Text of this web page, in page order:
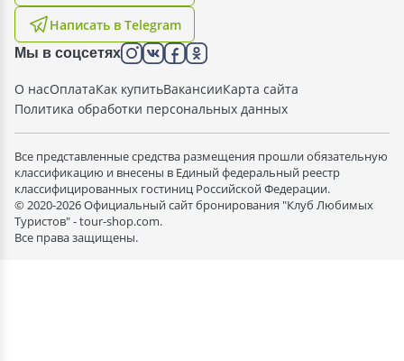
Написать в Telegram
Мы в соцсетях
О насОплатаКак купитьВакансииКарта сайта
Политика обработки персональных данных
Все представленные средства размещения прошли обязательную
классификацию и внесены в Единый федеральный реестр
классифицированных гостиниц Российской Федерации.
© 2020-2026 Официальный сайт бронирования "Клуб Любимых
Туристов" - tour-shop.com.
Все права защищены.